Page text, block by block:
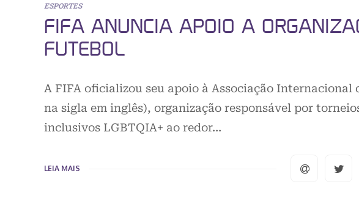
ESPORTES
FIFA ANUNCIA APOIO A
FUTEBOL
A FIFA oficializou seu apoio à Associação Internacional
na sigla em inglês), organização responsável por
inclusivos LGBTQIA+ ao redor…
LEIA MAIS